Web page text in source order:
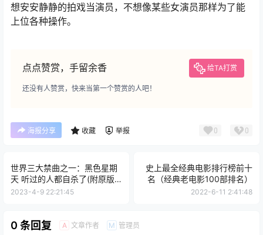
想安安静静的拍戏当演员，不想像某些女演员那样为了能
上位各种操作。
点点赞赏，手留余香 给TA打赏
还没有人赞赏，快来当第一个赞赏的人吧！
海报分享 收藏 举报 0 0
世界三大禁曲之一：黑色星期
天 听过的人都自杀了(附原版
试听)
2023-4-9 22:21:45
史上最全经典电影排行榜前十
名（经典老电影100部排名）
2022-6-11 2:41:48
0 条回复 A 文章作者 M 管理员